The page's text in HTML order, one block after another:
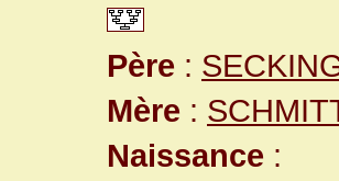
Père :
Mère :
Naissance :